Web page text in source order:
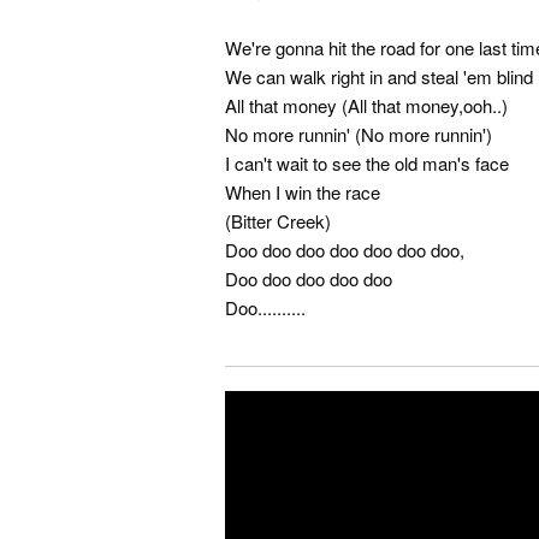
We're gonna hit the road for one last
We can walk right in and steal 'em blind
All that money (All that money,ooh..)
No more runnin' (No more runnin')
I can't wait to see the old man's face
When I win the race
(Bitter Creek)
Doo doo doo doo doo doo doo,
Doo doo doo doo doo
Doo..........